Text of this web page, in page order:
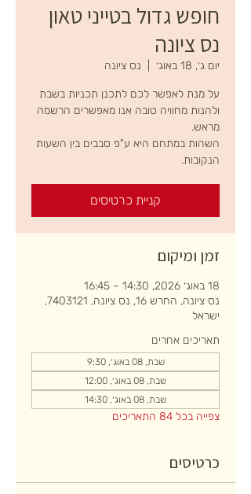
חופש גדול בטייני טאון
נס ציונה
יום ג׳, 18 באוג׳ נס ציונה
על מנת לאפשר לכם לתכנן תכניות בשבת
ולהנות מחוויה טובה אנו מאפשרים הרשמה
השהות במתחם היא ע"פ סבבים בין השעות
הנקובות.
קניית כרטיסים
זמן ומיקום
18 באוג׳ 2026, 14:30 – 16:45
נס ציונה, החרש 16, נס ציונה, 7403121,
ישראל
תאריכים אחרים
שבת, 08 באוג׳, 9:30
שבת, 08 באוג׳, 12:00
שבת, 08 באוג׳, 14:30
צפייה בכל 84 התאריכים
כרטיסים